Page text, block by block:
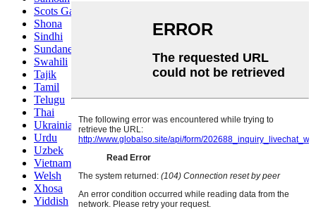
Scots Gaelic
Shona
Sindhi
Sundanese
Swahili
Tajik
Tamil
Telugu
Thai
Ukrainian
Urdu
Uzbek
Vietnamese
Welsh
Xhosa
Yiddish